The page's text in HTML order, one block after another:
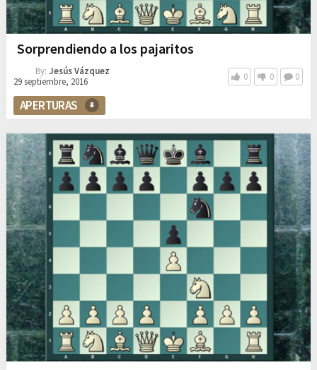
Sorprendiendo a los pajaritos
By: Jesús Vázquez
29 septiembre, 2016
0 0 0
APERTURAS